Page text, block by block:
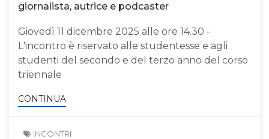
giornalista, autrice e podcaster
Giovedì 11 dicembre 2025 alle ore 14.30 -
L'incontro è riservato alle studentesse e agli
studenti del secondo e del terzo anno del corso
triennale
CONTINUA
INCONTRI